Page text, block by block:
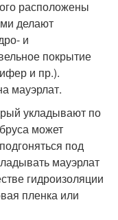
расположены
делают
и
покрытие
и пр.).
мауэрлат.
укладывают по
может
под
мауэрлат
гидроизоляции
пленка или